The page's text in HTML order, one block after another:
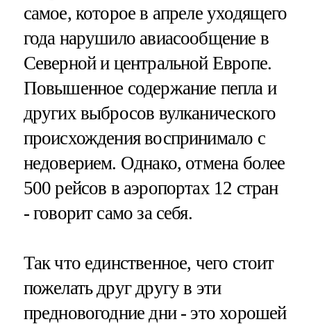
самое, которое в апреле уходящего
года нарушило авиасообщение в
Северной и центральной Европе.
Повышенное содержание пепла и
других выбросов вулканического
происхождения воспринимало с
недоверием. Однако, отмена более
500 рейсов в аэропортах 12 стран
- говорит само за себя.
Так что единственное, чего стоит
пожелать друг другу в эти
предновогодние дни - это хорошей